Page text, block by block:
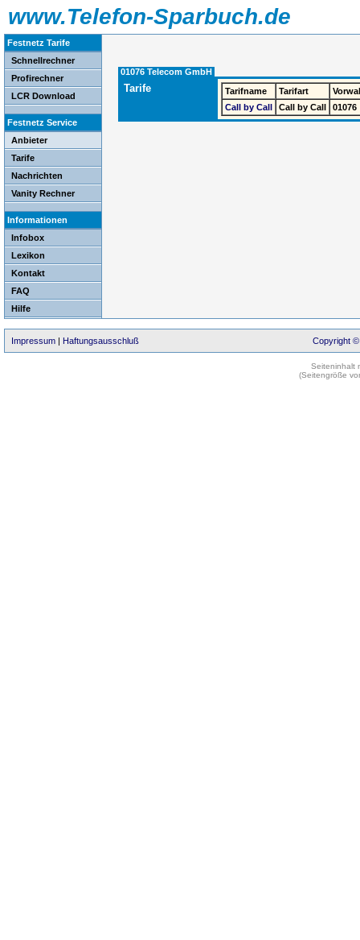
www.Telefon-Sparbuch.de
Festnetz Tarife
Schnellrechner
Profirechner
LCR Download
Festnetz Service
Anbieter
Tarife
Nachrichten
Vanity Rechner
Informationen
Infobox
Lexikon
Kontakt
FAQ
Hilfe
01076 Telecom GmbH
Tarife Tarifname Tarifart
Call by Call
Call by Call 01076
Impressum | Haftungsausschluß Copyright ©
Seiteninhalt
(Seitengröße